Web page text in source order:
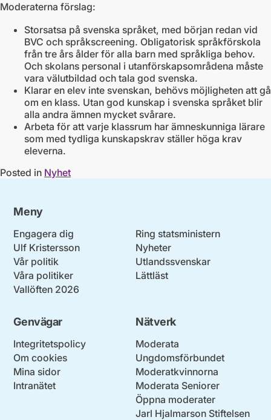
Moderaterna förslag:
Storsatsa på svenska språket, med början redan vid
BVC och språkscreening. Obligatorisk språkförskola
från tre års ålder för alla barn med språkliga behov.
Och skolans personal i utanförskapsområdena måste
vara välutbildad och tala god svenska.
Klarar en elev inte svenskan, behövs möjligheten att gå
om en klass. Utan god kunskap i svenska språket blir
alla andra ämnen mycket svårare.
Arbeta för att varje klassrum har ämneskunniga lärare
som med tydliga kunskapskrav ställer höga krav
eleverna.
Posted in Nyhet
Meny
Engagera dig
Ulf Kristersson
Vår politik
Våra politiker
Vallöften 2026
Ring statsministern
Nyheter
Utlandssvenskar
Lättläst
Genvägar
Integritetspolicy
Om cookies
Mina sidor
Intranätet
Nätverk
Moderata
Ungdomsförbundet
Moderatkvinnorna
Moderata Seniorer
Öppna moderater
Jarl Hjalmarson Stiftelsen